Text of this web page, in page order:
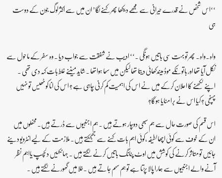
‘‘اس شخص نے قدرے حیرانی سے مجھے دیکھا پھر کہنے لگا’ ان میں سے اکثر لوگ جون کے دوست
ہی
واہ۔واہ۔ پھر تو بہت سی باتیں ہوںگی ۔‘‘ ادیب نے شفقت سے جواب دیا ۔ وہ سفر کے ماحول سے
نکل آیا تھا اور باتوںکے موڈ میںدکھائی دیتا تھا لیکن میں سہما ہواتھا ۔ شاید میںنے غلط بات کہہ دی تھی ۔
اپنے لکھنے کا اعلان کرکے میں نے اس کی اہمیت کم کرنی چاہی ہے ؟ اس کی انا کوٹھیس تو نہیں
پہنچی ؟ کیا اس نے برا منایا ہوگا؟
اس قسم کی صورت حال سے ہم سبھی دوچار ہوتے ہیں ۔ ہم اجنبیوں سے ڈرتے ہیں۔ محفلوں میں
ان کے خوف سے کوئی اچھالطیفہ ،کوئی اہم بات کہنے سے جھجکتے ہیں۔ ملازمت کے لیے انٹرویو دینے
جائیں تو متاثر کرنے کی کوشش میں اوٹ پٹانگ باتیں کرنے لگتے ہیں ۔ جہاںکہیں دلچسپ یااہم نظر
آنے والے اجنبیوں سے ہمارا پالا پڑتا ہے تو ہم سہم جاتے ہیں ۔خلا میں گھورنے لگتے ہیں ۔